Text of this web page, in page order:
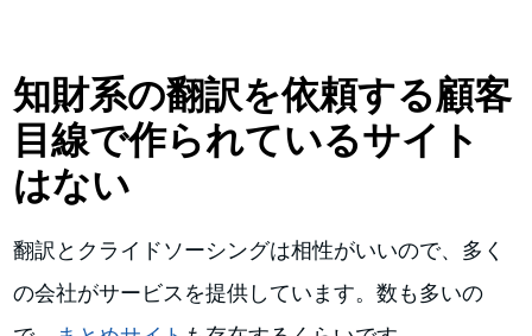
知財系の翻訳を依頼する顧客
目線で作られているサイト
はない
翻訳とクライドソーシングは相性がいいので、多く
の会社がサービスを提供しています。数も多いの